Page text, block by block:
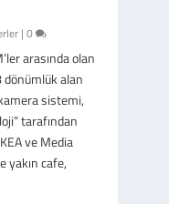
| 0
arasında olan
dönümlük alan
sistemi,
tarafından
ve Media
yakın cafe,